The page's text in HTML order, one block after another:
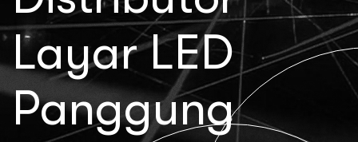
Layar LED
Panggung